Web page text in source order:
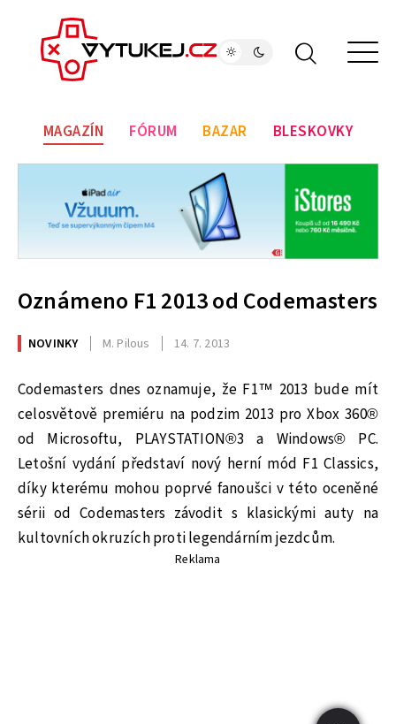
MAGAZÍN FÓRUM BAZAR BLESKOVKY
Oznámeno F1 2013 od Codemasters
NOVINKY M. Pilous 14. 7. 2013
Codemasters dnes oznamuje, že F1™ 2013 bude mít
celosvětově premiéru na podzim 2013 pro Xbox 360®
od Microsoftu, PLAYSTATION®3 a Windows® PC.
Letošní vydání představí nový herní mód F1 Classics,
díky kterému mohou poprvé fanoušci v této oceněné
sérii od Codemasters závodit s klasickými auty na
kultovních okruzích proti legendárním jezdcům.
Reklama